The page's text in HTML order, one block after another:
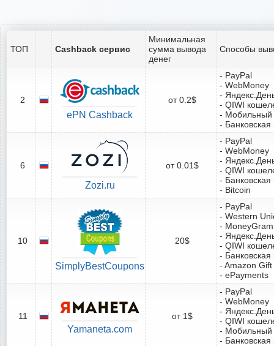
ТОП Cashback сервис
Минимальная
сумма вывода
денег
Способы
2
ePN Cashback
от 0.2$
- PayPal
- WebMoney
-
- QIWI
- Мобильный
-
6
Zozi.ru
от 0.01$
- PayPal
- WebMoney
-
- QIWI
-
- Bitcoin
10
SimplyBestCoupons
20$
- PayPal
- Western
- MoneyGram
-
- QIWI
-
- Amazon
- ePayments
11
Yamaneta.com
от 1$
- PayPal
- WebMoney
-
- QIWI
- Мобильный
-